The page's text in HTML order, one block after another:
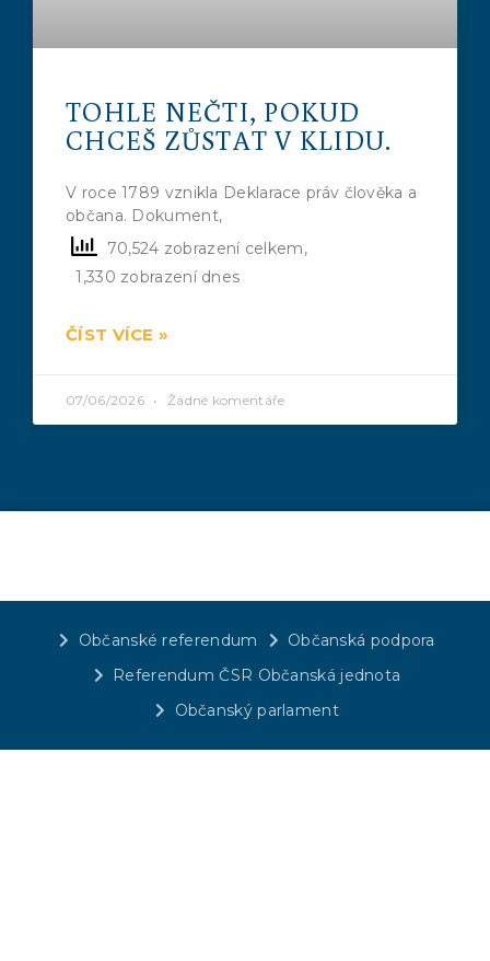
TOHLE NEČTI, POKUD
CHCEŠ ZŮSTAT V KLIDU.
V roce 1789 vznikla Deklarace práv člověka a
občana. Dokument,
70,524 zobrazení celkem,
1,330 zobrazení dnes
ČÍST VÍCE »
07/06/2026 Žádné komentáře
Občanské referendum
Občanská podpora
Referendum ČSR Občanská jednota
Občanský parlament